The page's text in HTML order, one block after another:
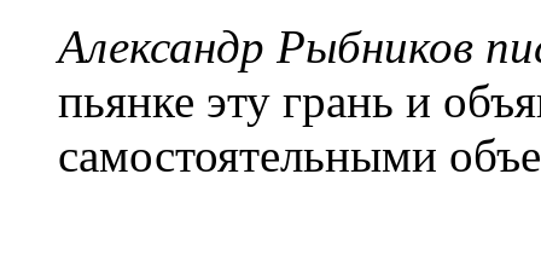
Александр Рыбников
пьянке эту грань и
самостоятельными